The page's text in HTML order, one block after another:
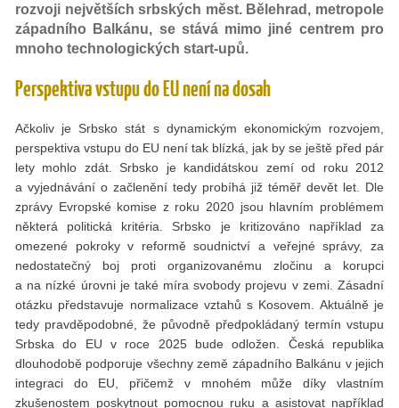
rozvoji největších srbských měst. Bělehrad, metropole
západního Balkánu, se stává mimo jiné centrem pro
mnoho technologických start-upů.
Perspektiva vstupu do EU není na dosah
Ačkoliv je Srbsko stát s dynamickým ekonomickým rozvojem,
perspektiva vstupu do EU není tak blízká, jak by se ještě před pár
lety mohlo zdát. Srbsko je kandidátskou zemí od roku 2012
a vyjednávání o začlenění tedy probíhá již téměř devět let. Dle
zprávy Evropské komise z roku 2020 jsou hlavním problémem
některá politická kritéria. Srbsko je kritizováno například za
omezené pokroky v reformě soudnictví a veřejné správy, za
nedostatečný boj proti organizovanému zločinu a korupci
a na nízké úrovni je také míra svobody projevu v zemi. Zásadní
otázku představuje normalizace vztahů s Kosovem. Aktuálně je
tedy pravděpodobné, že původně předpokládaný termín vstupu
Srbska do EU v roce 2025 bude odložen. Česká republika
dlouhodobě podporuje všechny země západního Balkánu v jejich
integraci do EU, přičemž v mnohém může díky vlastním
zkušenostem poskytnout pomocnou ruku a asistovat například